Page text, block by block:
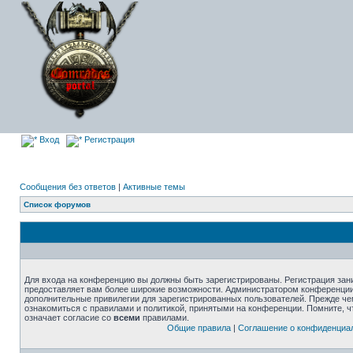
Вход Регистрация
Сообщения без ответов | Активные темы
Список форумов
Для входа на конференцию вы должны быть зарегистрированы. Регистрация
предоставляет вам более широкие возможности. Администратором
дополнительные привилегии для зарегистрированных пользователей. Прежде
ознакомиться с правилами и политикой, принятыми на конференции. Помните,
означает согласие со всеми правилами.
Общие правила| Соглашение о